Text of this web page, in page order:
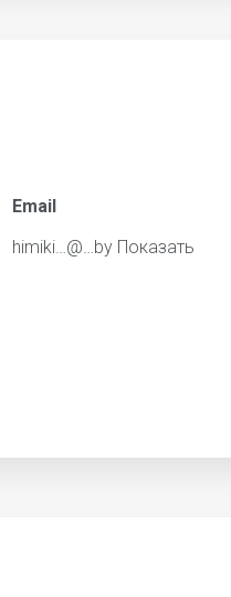
Email
himiki…@…by Показать